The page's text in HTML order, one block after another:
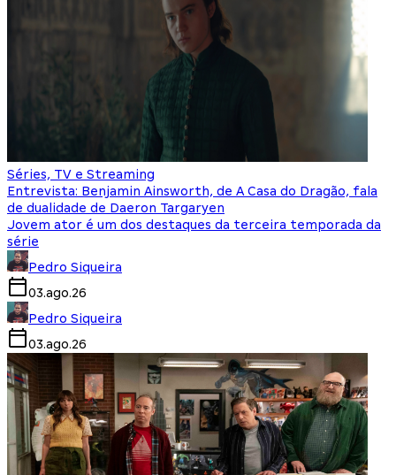
Séries, TV e Streaming
Entrevista: Benjamin Ainsworth, de A Casa do Dragão, fala
de dualidade de Daeron Targaryen
Jovem ator é um dos destaques da terceira temporada da
série
Pedro Siqueira
03.ago.26
Pedro Siqueira
03.ago.26